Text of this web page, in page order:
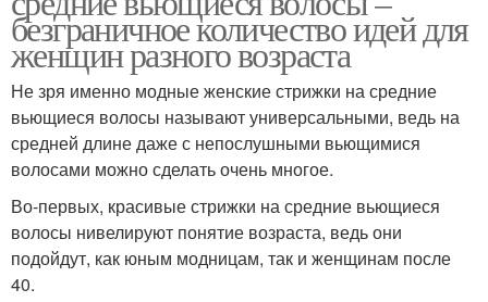
безграничное количество идей для
женщин разного возраста
Не зря именно модные женские стрижки на средние
вьющиеся волосы называют универсальными, ведь на
средней длине даже с непослушными вьющимися
волосами можно сделать очень многое.
Во-первых, красивые стрижки на средние вьющиеся
волосы нивелируют понятие возраста, ведь они
подойдут, как юным модницам, так и женщинам после
40.